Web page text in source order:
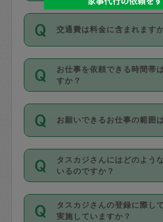
がっていく仕組みになっ
Diners Club）のみとなり
を行う際にご入力くださ
ル登録時にはご入力いた
丈夫です。
デビットカード・プリペ
リカ、au WALLETなど）
銀行振込や現金払いも対応
なお、タスカジさんの交
金のご請求と合わせてお
動計算で表示されます。
依頼には「スポット」と
隔週）」があり、「定期
ポット」よりお得な料金
す。
定期の最低利用回数は設
りに、一定数を超えたキ
（例：毎週定期の場合は
ンセルが有償（1200円、
は２回以上のキャンセル
交通費は料金に含まれます
交通費は依頼料金とは別
料金のご請求と合わせて
ます。交通費の金額は「
お仕事を依頼できる時間帯
すか？
時間帯は3種類あります
たり３時間です。
・ＡＭ ９時～１２時
・ＰＭ １３時～１６時
・夜 １８時～２１時
開始時間を２時間前後変
お願いできるお仕事の範囲
掃除、整理収納、洗濯、
作り置きです。タスカジ
きる仕事の範囲が異なり
する前にタスカジさんの
確認してください。
タスカジさんにはどのよう
いるのですか？
主婦として長年の家事経
方、栄養士・調理師とい
タスカジさんの登録に際し
実施していますか？